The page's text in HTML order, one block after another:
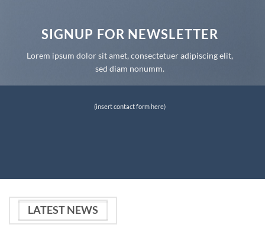
SIGNUP FOR NEWSLETTER
Lorem ipsum dolor sit amet, consectetuer adipiscing elit,
sed diam nonumm.
(insert contact form here)
LATEST NEWS